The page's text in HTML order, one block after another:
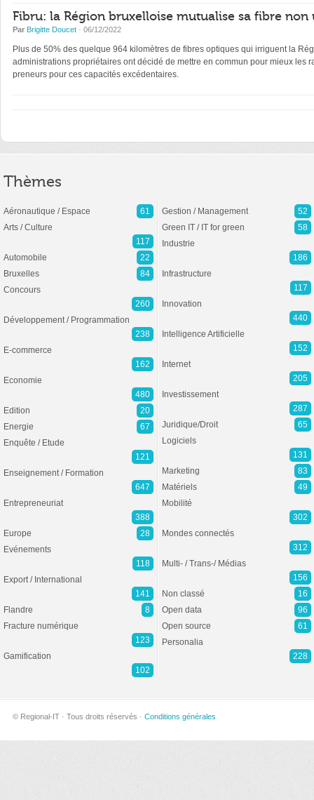
Fibru: la Région bruxelloise mutualise sa fibre non
Par Brigitte Doucet · 06/12/2022
Plus de 50% des quelque 964 kilomètres de fibres optiques qui irriguent la
administrations propriétaires ont décidé de mettre en commun pour mieux les
preneurs pour ces capacités excédentaires.
Thèmes
Aéronautique / Espace
61
Arts / Culture
117
Automobile
22
Bruxelles
84
Concours
260
Développement / Programmation
238
E-commerce
162
Economie
480
Edition
20
Energie
67
Enquête / Etude
121
Enseignement / Formation
647
Entrepreneuriat
388
Europe
28
Evénements
118
Export / International
141
Flandre
8
Fracture numérique
123
Gamification
102
Gestion / Management
52
Green IT / IT for green
58
Industrie
186
Infrastructure
117
Innovation
440
Intelligence Artificielle
152
Internet
205
Investissement
287
Juridique/Droit
65
Logiciels
131
Marketing
83
Matériels
49
Mobilité
302
Mondes connectés
312
Multi- / Trans-/ Médias
156
Non classé
16
Open data
96
Open source
61
Personalia
228
© Regional-IT · Tous droits réservés · Conditions générales